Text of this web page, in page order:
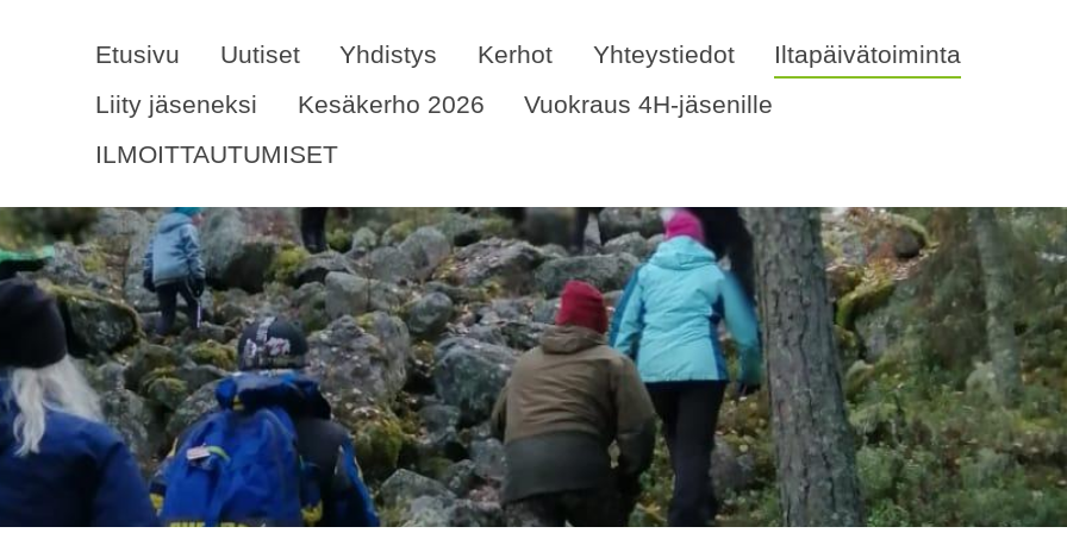
Etusivu Uutiset Yhdistys Kerhot Yhteystiedot
Iltapäivätoiminta
Liity jäseneksi
Kesäkerho 2026
Vuokraus 4H-jäsenille
ILMOITTAUTUMISET